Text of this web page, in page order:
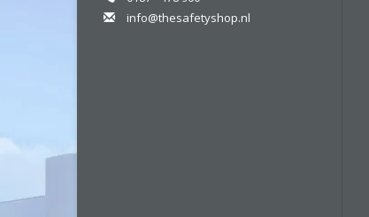
info@thesafetyshop.nl